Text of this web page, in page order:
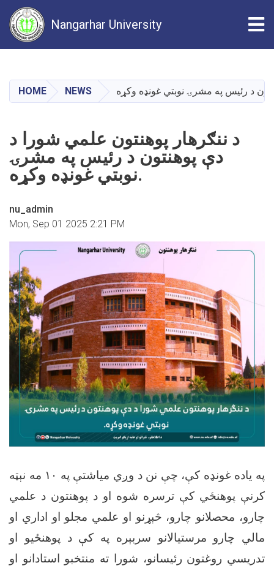
main
content
Nangarhar University
HOME NEWS
د ننګرهار پوهنتون علمي شورا د
دې پوهنتون د رئیس په مشرۍ
نوبتي غونډه وکړه.
nu_admin
Mon, Sep 01 2025 2:21 PM
په یاده غونډه کې، چې نن د وږي میاشتې په ۱۰ مه نېټه
کرنې پوهنځي کې ترسره شوه او د پوهنتون د علمي
چارو، محصلانو چارو، څېړنو او علمي مجلو او اداري او
مالي چارو مرستیالانو سربېره په کې د پوهنځیو او
تدریسي روغتون رئیسانو، شورا ته منتخبو استادانو او